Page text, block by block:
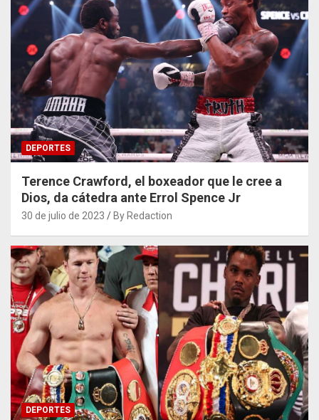
DEPORTES
Terence Crawford, el boxeador que le cree a
Dios, da cátedra ante Errol Spence Jr
30 de julio de 2023 By Redaction
DEPORTES